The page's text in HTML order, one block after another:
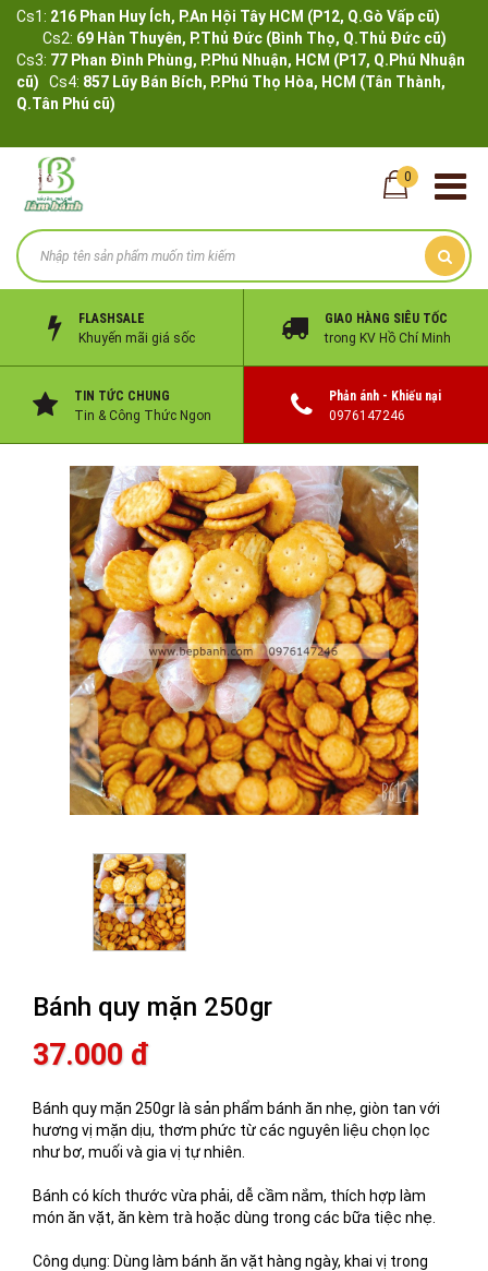
Cs1: 216 Phan Huy Ích, P.An Hội Tây HCM (P12, Q.Gò Vấp cũ)
Cs2: 69 Hàn Thuyên, P.Thủ Đức (Bình Thọ, Q.Thủ Đức cũ)
Cs3: 77 Phan Đình Phùng, P.Phú Nhuận, HCM (P17, Q.Phú Nhuận
cũ) Cs4: 857 Lũy Bán Bích, P.Phú Thọ Hòa, HCM (Tân Thành,
Q.Tân Phú cũ)
0
FLASHSALE
Khuyến mãi giá sốc
GIAO HÀNG SIÊU TỐC
trong KV Hồ Chí Minh
TIN TỨC CHUNG
Tin & Công Thức Ngon
Phản ánh - Khiếu nại
0976147246
Bánh quy mặn 250gr
37.000 đ
Bánh quy mặn 250gr là sản phẩm bánh ăn nhẹ, giòn tan với
hương vị mặn dịu, thơm phức từ các nguyên liệu chọn lọc
như bơ, muối và gia vị tự nhiên.
Bánh có kích thước vừa phải, dễ cầm nắm, thích hợp làm
món ăn vặt, ăn kèm trà hoặc dùng trong các bữa tiệc nhẹ.
Công dụng: Dùng làm bánh ăn vặt hàng ngày, khai vị trong